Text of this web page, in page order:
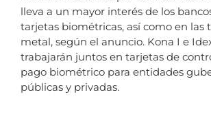
lleva a un mayor interés de los
tarjetas biométricas, así como en las
metal, según el anuncio. Kona I e
trabajarán juntos en tarjetas de
pago biométrico para entidades
públicas y privadas.